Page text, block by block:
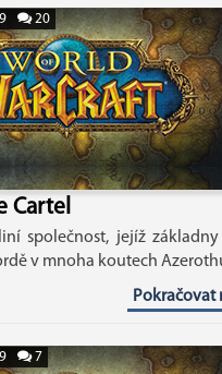
20
Cartel
společnost, jejíž
v mnoha koutech
Pokračovat
7